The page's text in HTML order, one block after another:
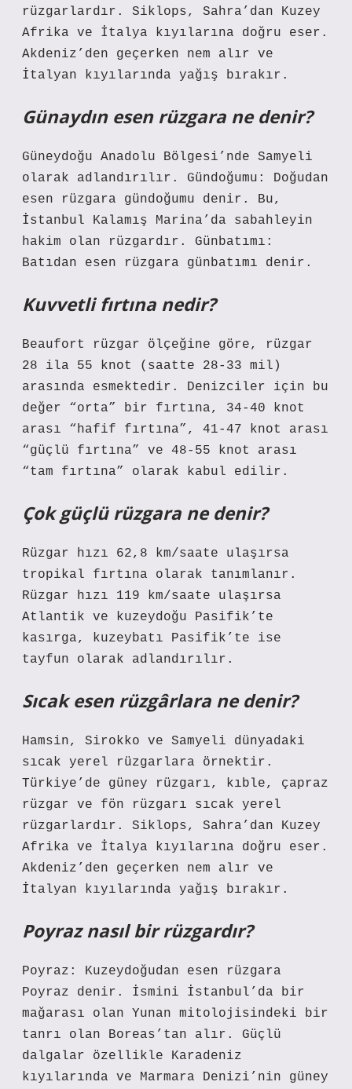
rüzgarlardır. Siklops, Sahra’dan Kuzey
Afrika ve İtalya kıyılarına doğru eser.
Akdeniz’den geçerken nem alır ve
İtalyan kıyılarında yağış bırakır.
Günaydın esen rüzgara ne denir?
Güneydoğu Anadolu Bölgesi’nde Samyeli
olarak adlandırılır. Gündoğumu: Doğudan
esen rüzgara gündoğumu denir. Bu,
İstanbul Kalamış Marina’da sabahleyin
hakim olan rüzgardır. Günbatımı:
Batıdan esen rüzgara günbatımı denir.
Kuvvetli fırtına nedir?
Beaufort rüzgar ölçeğine göre, rüzgar
28 ila 55 knot (saatte 28-33 mil)
arasında esmektedir. Denizciler için bu
değer “orta” bir fırtına, 34-40 knot
arası “hafif fırtına”, 41-47 knot arası
“güçlü fırtına” ve 48-55 knot arası
“tam fırtına” olarak kabul edilir.
Çok güçlü rüzgara ne denir?
Rüzgar hızı 62,8 km/saate ulaşırsa
tropikal fırtına olarak tanımlanır.
Rüzgar hızı 119 km/saate ulaşırsa
Atlantik ve kuzeydoğu Pasifik’te
kasırga, kuzeybatı Pasifik’te ise
tayfun olarak adlandırılır.
Sıcak esen rüzgârlara ne denir?
Hamsin, Sirokko ve Samyeli dünyadaki
sıcak yerel rüzgarlara örnektir.
Türkiye’de güney rüzgarı, kıble, çapraz
rüzgar ve fön rüzgarı sıcak yerel
rüzgarlardır. Siklops, Sahra’dan Kuzey
Afrika ve İtalya kıyılarına doğru eser.
Akdeniz’den geçerken nem alır ve
İtalyan kıyılarında yağış bırakır.
Poyraz nasıl bir rüzgardır?
Poyraz: Kuzeydoğudan esen rüzgara
Poyraz denir. İsmini İstanbul’da bir
mağarası olan Yunan mitolojisindeki bir
tanrı olan Boreas’tan alır. Güçlü
dalgalar özellikle Karadeniz
kıyılarında ve Marmara Denizi’nin güney